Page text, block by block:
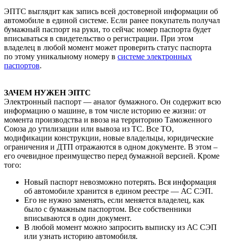
ЭПТС выглядит как запись всей достоверной информации об
автомобиле в единой системе. Если ранее покупатель получал
бумажный паспорт на руки, то сейчас номер паспорта будет
вписываться в свидетельство о регистрации. При этом
владелец в любой момент может проверить статус паспорта
по этому уникальному номеру в системе электронных
паспортов.
ЗАЧЕМ НУЖЕН ЭПТС
Электронный паспорт — аналог бумажного. Он содержит всю
информацию о машине, в том числе историю ее жизни: от
момента производства и ввоза на территорию Таможенного
Союза до утилизации или вывоза из ТС. Все ТО,
модификации конструкции, новые владельцы, юридические
ограничения и ДТП отражаются в одном документе. В этом –
его очевидное преимущество перед бумажной версией. Кроме
того:
Новый паспорт невозможно потерять. Вся информация
об автомобиле хранится в едином реестре — АС СЭП.
Его не нужно заменять, если меняется владелец, как
было с бумажным паспортом. Все собственники
вписываются в один документ.
В любой момент можно запросить выписку из АС СЭП
или узнать историю автомобиля.